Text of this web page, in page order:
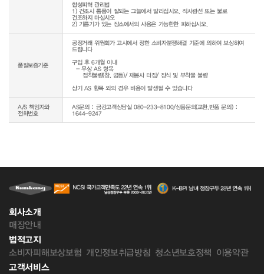
합성피혁 관리법
1) 건조시 통풍이 잘되는 그늘에서 말리십시오. 직사광선 또는 불로
건조하지 마십시오
2) 기름기가 있는 장소에서의 사용은 가능한한 피하십시오.
품질보증기준
공정거래 위원회가 고시에서 정한 소비자분쟁해결 기준에 의하여 보상하여
드립니다
구입 후 6개월 이내
  - 무상 AS 항목
상기 AS 항목 외의 경우 비용이 발생될 수 있습니다
A/S 책임자와
전화번호
AS문의 : 금강고객상담실 080-233-8100/상품문의(교환,반품 문의) :
1644-9247
회사소개
매장안내
법적고지
소비자피해보상보험 개인정보취급방침 청소년보호정책 이용약관
고객서비스